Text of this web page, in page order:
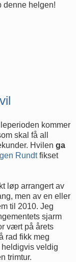
denne helgen!
kommer
skal få all
Hvilen ga
Rundtfikset
løp arrangert av
men av en eller
til 2010. Jeg
sjarm
vært på årets
rad fikk meg
veldig
trimtur.